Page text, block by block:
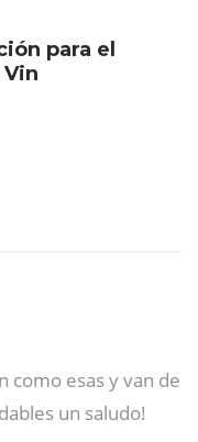
para el
como esas y van de
un saludo!